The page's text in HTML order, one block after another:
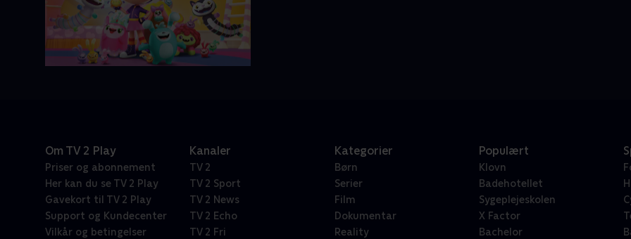
Om TV 2 Play
Priser og abonnement
Her kan du se TV 2 Play
Gavekort til TV 2 Play
Support og Kundecenter
Vilkår og betingelser
Kanaler
TV 2
TV 2 Sport
TV 2 News
TV 2 Echo
TV 2 Fri
Kategorier
Børn
Serier
Film
Dokumentar
Reality
Populært
Klovn
Badehotellet
Sygeplejeskolen
X Factor
Bachelor